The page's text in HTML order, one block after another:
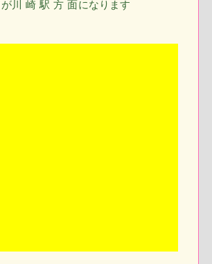
が 川崎 駅 方面になります